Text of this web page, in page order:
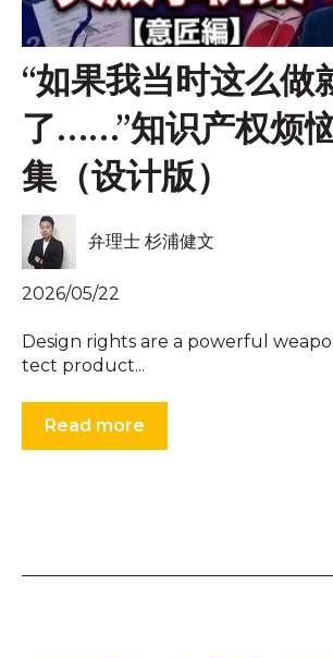
“如果我当时这么做
了……”知识产权烦
集（设计版）
弁理士 杉浦健文
2026/05/22
Design rights are a powerful
tect product...
Read more